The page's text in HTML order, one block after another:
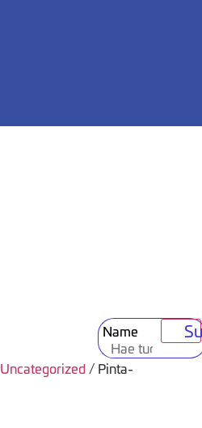
Name
Uncategorized / Pinta-